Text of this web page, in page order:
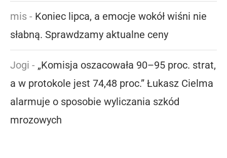
mis - Koniec lipca, a emocje wokół wiśni nie
słabną. Sprawdzamy aktualne ceny
Jogi - „Komisja oszacowała 90–95 proc. strat,
a w protokole jest 74,48 proc.” Łukasz Cielma
alarmuje o sposobie wyliczania szkód
mrozowych